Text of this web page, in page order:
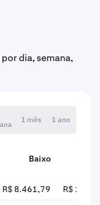
dia, semana,
1 mês 1 ano
Baixo
R$ 8.461,79 R$